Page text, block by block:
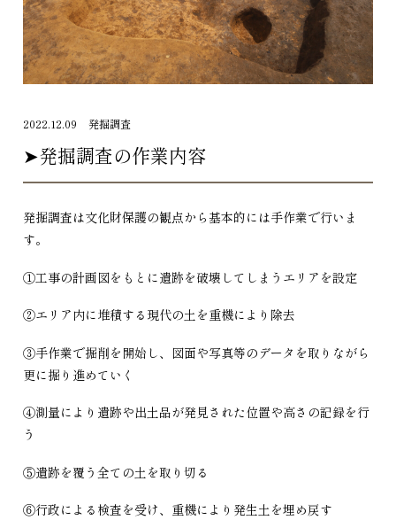
2022.12.09 発掘調査
➤発掘調査の作業内容
発掘調査は文化財保護の観点から基本的には手作業で行いま
す。
①工事の計画図をもとに遺跡を破壊してしまうエリアを設定
②エリア内に堆積する現代の土を重機により除去
③手作業で掘削を開始し、図面や写真等のデータを取りながら
更に掘り進めていく
④測量により遺跡や出土品が発見された位置や高さの記録を行
う
⑤遺跡を覆う全ての土を取り切る
⑥行政による検査を受け、重機により発生土を埋め戻す